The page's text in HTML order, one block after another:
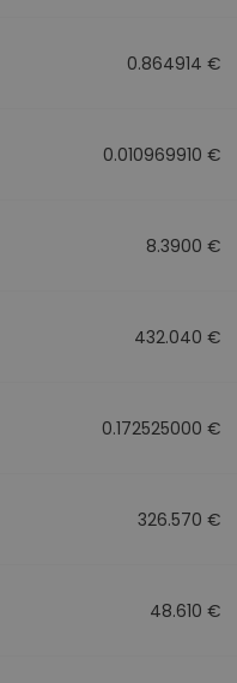
0.864914 €
0.010969910 €
8.3900 €
432.040 €
0.172525000 €
326.570 €
48.610 €